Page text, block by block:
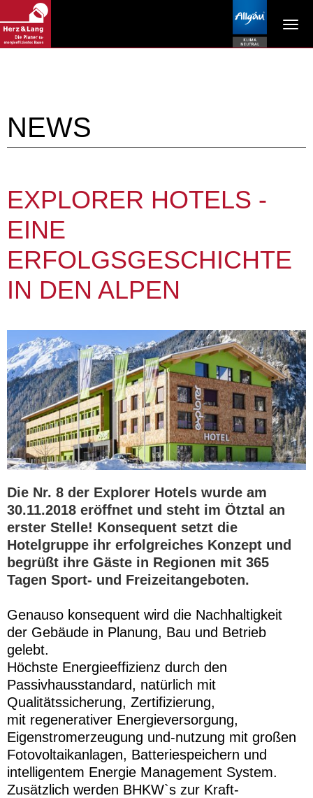
NEWS
EXPLORER HOTELS -
EINE
ERFOLGSGESCHICHTE
IN DEN ALPEN
Die Nr. 8 der Explorer Hotels wurde am
30.11.2018 eröffnet und steht im Ötztal an
erster Stelle! Konsequent setzt die
Hotelgruppe ihr erfolgreiches Konzept und
begrüßt ihre Gäste in Regionen mit 365
Tagen Sport- und Freizeitangeboten.
Genauso konsequent wird die Nachhaltigkeit
der Gebäude in Planung, Bau und Betrieb
gelebt.
Höchste Energieeffizienz durch den
Passivhausstandard, natürlich mit
Qualitätssicherung, Zertifizierung,
mit regenerativer Energieversorgung,
Eigenstromerzeugung und-nutzung mit großen
Fotovoltaikanlagen, Batteriespeichern und
intelligentem Energie Management System.
Zusätzlich werden BHKW`s zur Kraft-